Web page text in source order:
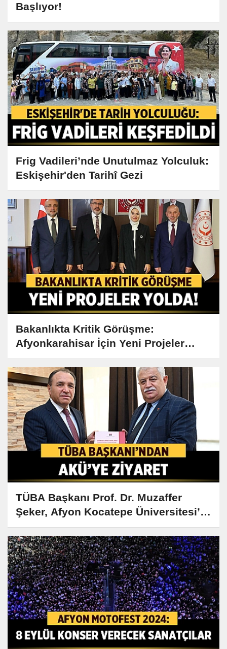
Başlıyor!
Frig Vadileri’nde Unutulmaz Yolculuk:
Eskişehir'den Tarihî Gezi
Bakanlıkta Kritik Görüşme:
Afyonkarahisar İçin Yeni Projeler
Yolda!
TÜBA Başkanı Prof. Dr. Muzaffer
Şeker, Afyon Kocatepe Üniversitesi’ni
Ziyaret Etti